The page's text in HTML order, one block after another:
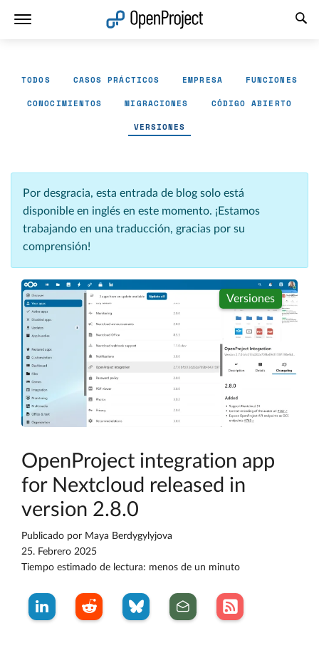
TODOS CASOS PRÁCTICOS EMPRESA FUNCIONES
CONOCIMIENTOS MIGRACIONES CÓDIGO ABIERTO
VERSIONES
Por desgracia, esta entrada de blog solo está
disponible en inglés en este momento. ¡Estamos
trabajando en una traducción, gracias por su
comprensión!
Versiones
OpenProject integration app
for Nextcloud released in
version 2.8.0
Publicado por Maya Berdygylyjova
25. Febrero 2025
Tiempo estimado de lectura: menos de un minuto
Abrir vínculo en un nuevo panel